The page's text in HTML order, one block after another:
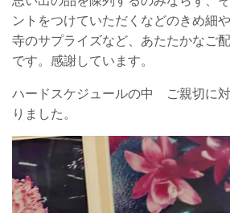
ントをつけていただくなどのきめ細
寺のサプライズなど、あたたかなご
です。感謝しています。
ハードスケジュールの中 ご親切に
りました。